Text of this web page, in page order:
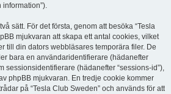
sätt. För det första, genom att besöka “Tesla
mjukvaran att skapa ett antal cookies, vilket
till din dators webbläsares temporära filer. De
bara en användaridentifierare (hädanefter
sessionsidentifierare (hädanefter “sessions-id”),
phpBB mjukvaran. En tredje cookie kommer
på “Tesla Club Sweden” och används för att